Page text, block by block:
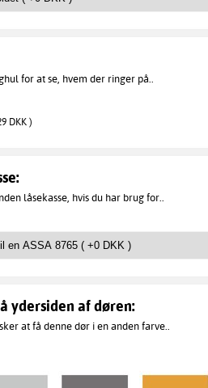
for at se, hvem der ringer på..
DKK )
låsekasse, hvis du har brug for..
ydersiden af døren:
at få denne dør i en anden farve..